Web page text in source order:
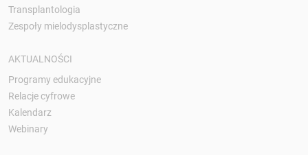
Transplantologia
Zespoły mielodysplastyczne
AKTUALNOŚCI
Programy edukacyjne
Relacje cyfrowe
Kalendarz
Webinary